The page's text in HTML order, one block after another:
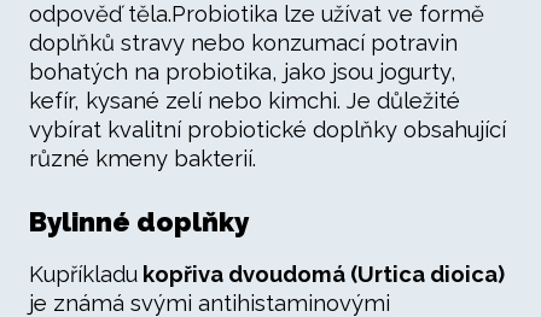
odpověď těla.Probiotika lze užívat ve formě
doplňků stravy nebo konzumací potravin
bohatých na probiotika, jako jsou jogurty,
kefír, kysané zelí nebo kimchi. Je důležité
vybírat kvalitní probiotické doplňky obsahující
různé kmeny bakterií.
Bylinné doplňky
Kupříkladu kopřiva dvoudomá (Urtica dioica)
je známá svými antihistaminovými